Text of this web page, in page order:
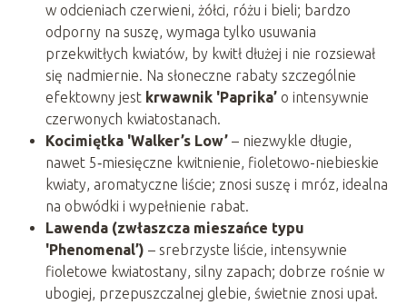
w odcieniach czerwieni, żółci, różu i bieli; bardzo
odporny na suszę, wymaga tylko usuwania
przekwitłych kwiatów, by kwitł dłużej i nie rozsiewał
się nadmiernie. Na słoneczne rabaty szczególnie
efektowny jest krwawnik 'Paprika’o intensywnie
czerwonych kwiatostanach.
Kocimiętka 'Walker’s Low’– niezwykle długie,
nawet 5‑miesięczne kwitnienie, fioletowo-niebieskie
kwiaty, aromatyczne liście; znosi suszę i mróz, idealna
na obwódki i wypełnienie rabat.
Lawenda (zwłaszcza mieszańce typu
'Phenomenal’) – srebrzyste liście, intensywnie
fioletowe kwiatostany, silny zapach; dobrze rośnie w
ubogiej, przepuszczalnej glebie, świetnie znosi upał.